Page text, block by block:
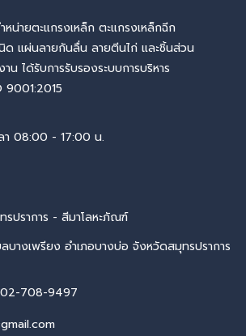
น่ายตะแกรงเหล็ก ตะแกรงเหล็กฉีก
ด แผ่นลายกันลื่น ลายตีนไก่ และชิ้นส่วน
าน ได้รับการรับรองระบบการบริหาร
9001:2015
า 08:00 - 17:00 น.
รปราการ - สีมาโลหะภัณฑ์
บางเพรียง อำเภอบางบ่อ จังหวัดสมุทรปราการ
02-708-9497